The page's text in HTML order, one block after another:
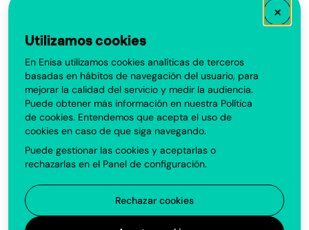
×
Utilizamos cookies
En Enisa utilizamos cookies analíticas de terceros
basadas en hábitos de navegación del usuario, para
mejorar la calidad del servicio y medir la audiencia.
Puede obtener más información en nuestra Política
de cookies. Entendemos que acepta el uso de
cookies en caso de que siga navegando.
Puede gestionar las cookies y aceptarlas o
rechazarlas en el Panel de configuración.
Rechazar cookies